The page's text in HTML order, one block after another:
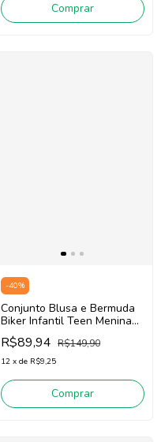
Comprar
-40%
Conjunto Blusa e Bermuda
Biker Infantil Teen Menina
Kukiê 87660 (Off
White/Azul )
R$89,94 R$149,90
12 x de R$9,25
Comprar